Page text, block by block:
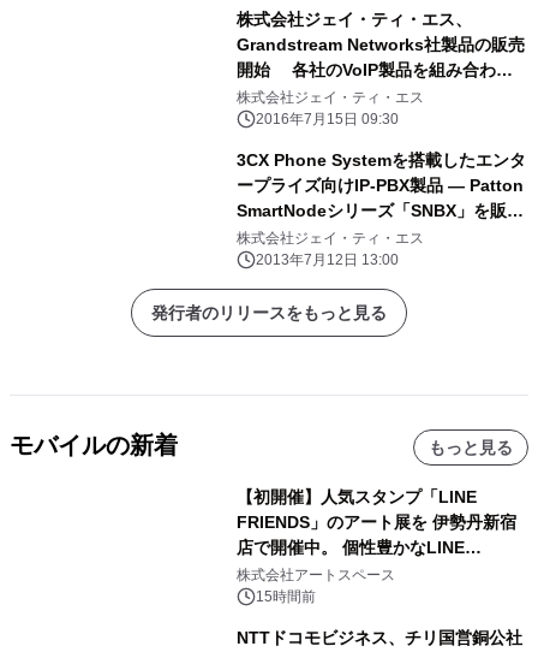
株式会社ジェイ・ティ・エス、
Grandstream Networks社製品の販売
開始 各社のVoIP製品を組み合わ
せ、市場の活性化を目指す
株式会社ジェイ・ティ・エス
2016年7月15日 09:30
3CX Phone Systemを搭載したエンタ
ープライズ向けIP-PBX製品 ― Patton
SmartNodeシリーズ「SNBX」を販売
開始 ―
株式会社ジェイ・ティ・エス
2013年7月12日 13:00
発行者のリリースをもっと見る
モバイルの新着 もっと見る
【初開催】人気スタンプ「LINE
FRIENDS」のアート展を 伊勢丹新宿
店で開催中。 個性豊かなLINE
FRIENDSの仲間たちが インテリアア
ートとして新たな魅力を発信。
株式会社アートスペース
15時間前
NTTドコモビジネス、チリ国営銅公社